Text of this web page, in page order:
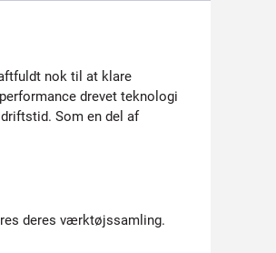
nok til at klare
drevet teknologi
Som en del af
deres værktøjssamling.